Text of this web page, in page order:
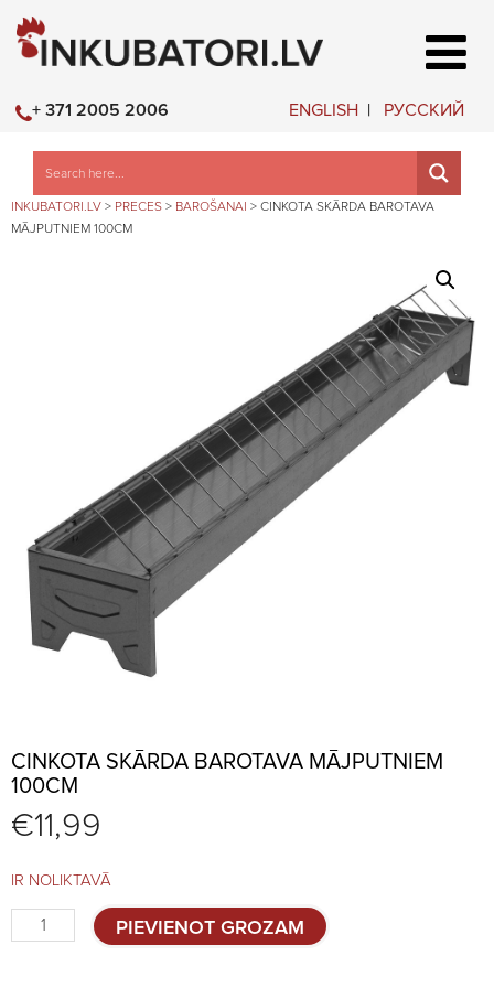
ENGLISH РУССКИЙ
+ 371 2005 2006
INKUBATORI.LV > PRECES > BAROŠANAI > CINKOTA SKĀRDA BAROTAVA
MĀJPUTNIEM 100CM
CINKOTA SKĀRDA BAROTAVA MĀJPUTNIEM
100CM
€11,99
IR NOLIKTAVĀ
Cinkota
skārda
PIEVIENOT GROZAM